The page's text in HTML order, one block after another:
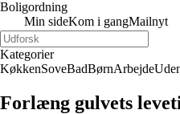
Boligordning
Min sideKom i gangMailnyt
Kategorier
KøkkenSoveBadBørnArbejde
Forlæng gulvets